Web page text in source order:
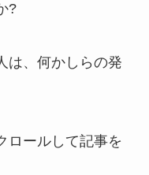
?
は、何かしらの発
ロールして記事を